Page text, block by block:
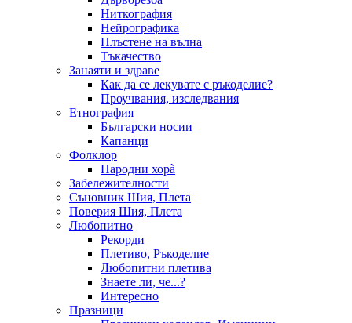
Ниткография
Нейрографика
Плъстене на вълна
Тъкачество
Занаяти и здраве
Как да се лекувате с ръкоделие?
Проучвания, изследвания
Етнография
Български носии
Капанци
Фолклор
Народни хорà
Забележителности
Съновник Шия, Плета
Поверия Шия, Плета
Любопитно
Рекорди
Плетиво, Ръкоделие
Любопитни плетива
Знаете ли, че...?
Интересно
Празници